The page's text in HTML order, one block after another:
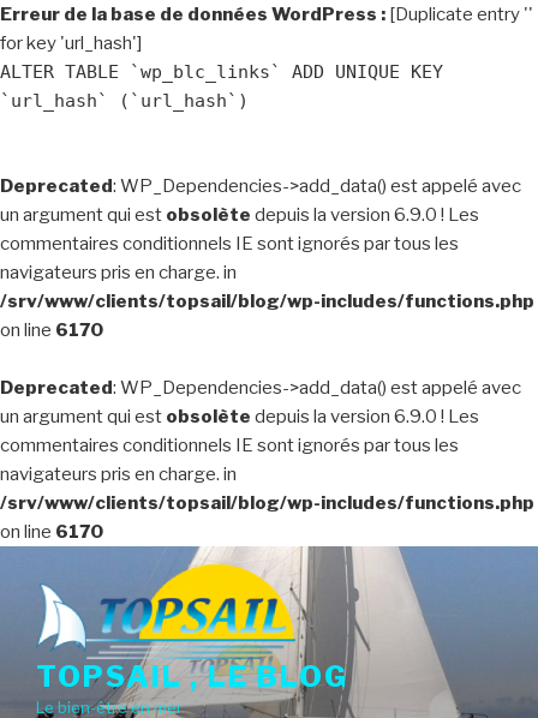
Erreur de la base de données WordPress : [Duplicate entry ''
for key 'url_hash']
ALTER TABLE `wp_blc_links` ADD UNIQUE KEY
`url_hash` (`url_hash`)
Deprecated: WP_Dependencies->add_data() est appelé avec
un argument qui est obsolète depuis la version 6.9.0 ! Les
commentaires conditionnels IE sont ignorés par tous les
navigateurs pris en charge. in
/srv/www/clients/topsail/blog/wp-includes/functions.php
on line 6170
Deprecated: WP_Dependencies->add_data() est appelé avec
un argument qui est obsolète depuis la version 6.9.0 ! Les
commentaires conditionnels IE sont ignorés par tous les
navigateurs pris en charge. in
/srv/www/clients/topsail/blog/wp-includes/functions.php
on line 6170
contenu
principal
TOPSAIL , LE BLOG
Le bien-être en mer